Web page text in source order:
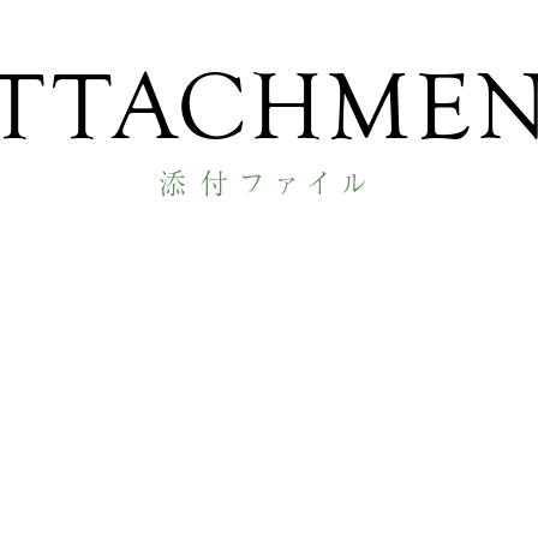
添付ファイル